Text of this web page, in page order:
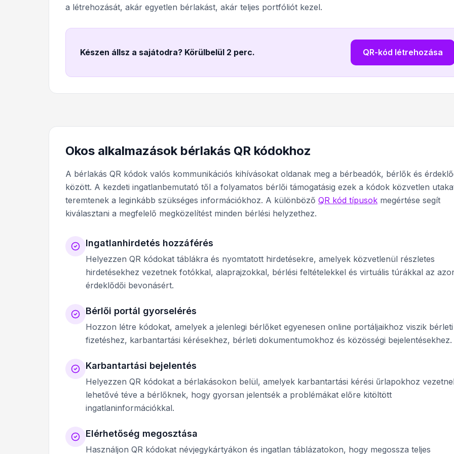
a létrehozását, akár egyetlen bérlakást, akár teljes portfóliót kezel.
Készen állsz a sajátodra? Körülbelül 2 perc. QR-kód létrehozása
Okos alkalmazások bérlakás QR kódokhoz
A bérlakás QR kódok valós kommunikációs kihívásokat oldanak meg a bérbeadók, bérlők és
között. A kezdeti ingatlanbemutató től a folyamatos bérlői támogatásig ezek a kódok közvetlen
teremtenek a leginkább szükséges információkhoz. A különböző QR kód típusok megértése segít
kiválasztani a megfelelő megközelítést minden bérlési helyzethez.
Ingatlanhirdetés hozzáférés
Helyezzen QR kódokat táblákra és nyomtatott hirdetésekre, amelyek közvetlenül részletes
hirdetésekhez vezetnek fotókkal, alaprajzokkal, bérlési feltételekkel és virtuális túrákkal az
érdeklődői bevonásért.
Bérlői portál gyorselérés
Hozzon létre kódokat, amelyek a jelenlegi bérlőket egyenesen online portáljaikhoz viszik bérleti
fizetéshez, karbantartási kérésekhez, bérleti dokumentumokhoz és közösségi bejelentésekhez.
Karbantartási bejelentés
Helyezzen QR kódokat a bérlakásokon belül, amelyek karbantartási kérési űrlapokhoz
lehetővé téve a bérlőknek, hogy gyorsan jelentsék a problémákat előre kitöltött
ingatlaninformációkkal.
Elérhetőség megosztása
Használjon QR kódokat névjegykártyákon és ingatlan táblázatokon, hogy megossza teljes